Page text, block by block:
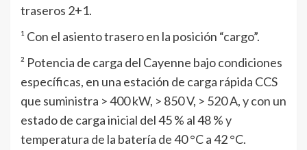
traseros 2+1.
¹ Con el asiento trasero en la posición “cargo”.
² Potencia de carga del Cayenne bajo condiciones
específicas, en una estación de carga rápida CCS
que suministra > 400 kW, > 850 V, > 520 A, y con un
estado de carga inicial del 45 % al 48 % y
temperatura de la batería de 40 °C a 42 °C.